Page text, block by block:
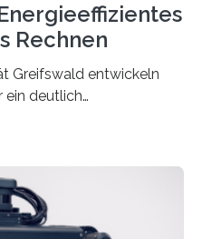
Rechnen
Greifswald entwickeln
ein deutlich
menschlichen Gehirn. Die
vor
Silizium-
Sie verbrauchen